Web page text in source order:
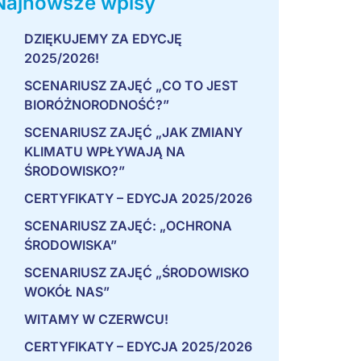
DZIĘKUJEMY ZA EDYCJĘ
2025/2026!
SCENARIUSZ ZAJĘĆ „CO TO JEST
BIORÓŻNORODNOŚĆ?”
SCENARIUSZ ZAJĘĆ „JAK ZMIANY
KLIMATU WPŁYWAJĄ NA
ŚRODOWISKO?”
CERTYFIKATY – EDYCJA 2025/2026
SCENARIUSZ ZAJĘĆ: „OCHRONA
ŚRODOWISKA”
SCENARIUSZ ZAJĘĆ „ŚRODOWISKO
WOKÓŁ NAS”
WITAMY W CZERWCU!
CERTYFIKATY – EDYCJA 2025/2026